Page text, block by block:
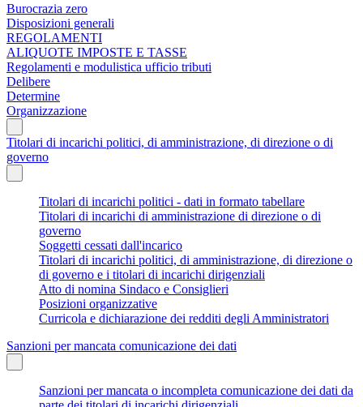
Burocrazia zero
Disposizioni generali
REGOLAMENTI
ALIQUOTE IMPOSTE E TASSE
Regolamenti e modulistica ufficio tributi
Delibere
Determine
Organizzazione
Titolari di incarichi politici, di amministrazione, di direzione o di
governo
Titolari di incarichi politici - dati in formato tabellare
Titolari di incarichi di amministrazione di direzione o di
governo
Soggetti cessati dall'incarico
Titolari di incarichi politici, di amministrazione, di direzione o
di governo e i titolari di incarichi dirigenziali
Atto di nomina Sindaco e Consiglieri
Posizioni organizzative
Curricola e dichiarazione dei redditi degli Amministratori
Sanzioni per mancata comunicazione dei dati
Sanzioni per mancata o incompleta comunicazione dei dati da